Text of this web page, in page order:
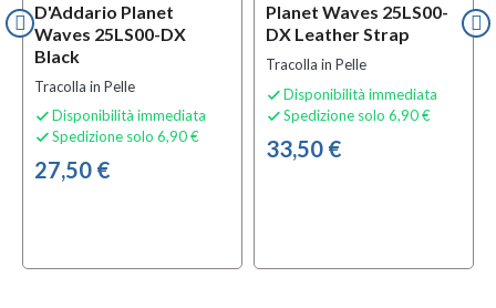
D'Addario Planet
Waves 25LS00-DX
Black
Tracolla in Pelle
 Disponibilità immediata
 Spedizione solo 6,90 €
27,50 €
Planet Waves 25LS00-
DX Leather Strap
Tracolla in Pelle
 Disponibilità immediata
 Spedizione solo 6,90 €
33,50 €